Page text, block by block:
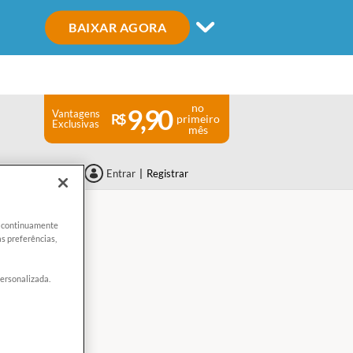
BAIXAR AGORA
Entrar Registrar
Vantagens
Exclusivas
9,90
no
primeiro
mês
continuamente
preferências,